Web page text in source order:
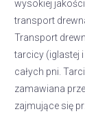
wysokiej
transport
Transport
tarcicy (iglastej
całych pni.
zamawiana
zajmujące się